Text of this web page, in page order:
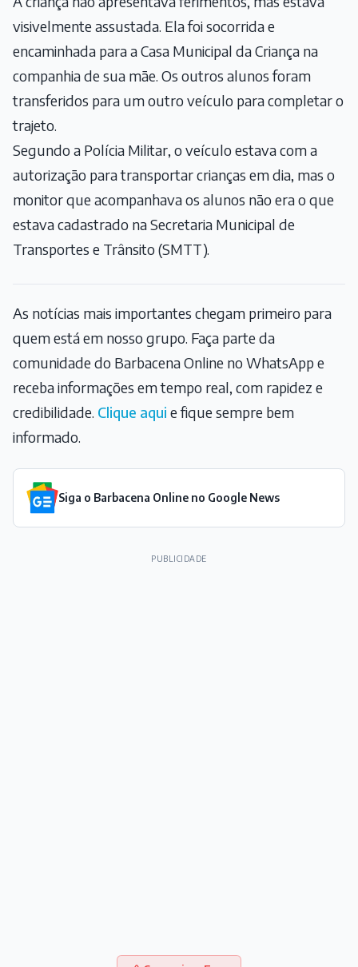
visivelmente assustada. Ela foi socorrida e
encaminhada para a Casa Municipal da Criança na
companhia de sua mãe. Os outros alunos foram
transferidos para um outro veículo para completar o
trajeto.
Segundo a Polícia Militar, o veículo estava com a
autorização para transportar crianças em dia, mas o
monitor que acompanhava os alunos não era o que
estava cadastrado na Secretaria Municipal de
Transportes e Trânsito (SMTT).
As notícias mais importantes chegam primeiro para
quem está em nosso grupo. Faça parte da
comunidade do Barbacena Online no WhatsApp e
receba informações em tempo real, com rapidez e
credibilidade. Clique aqui e fique sempre bem
informado.
Siga o Barbacena Online no Google News
PUBLICIDADE